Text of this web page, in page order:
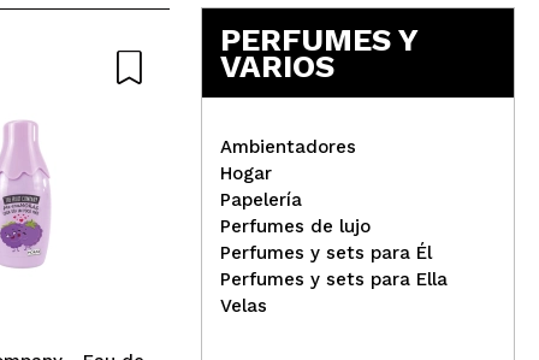
Nature
Ecotools - Dúo de brochas
para ojos Eye Enhancing
PERFUMES Y
VARIOS
Ambientadores
Hogar
Papelería
Perfumes de lujo
Perfumes y sets para Él
Perfumes y sets para Ella
Velas